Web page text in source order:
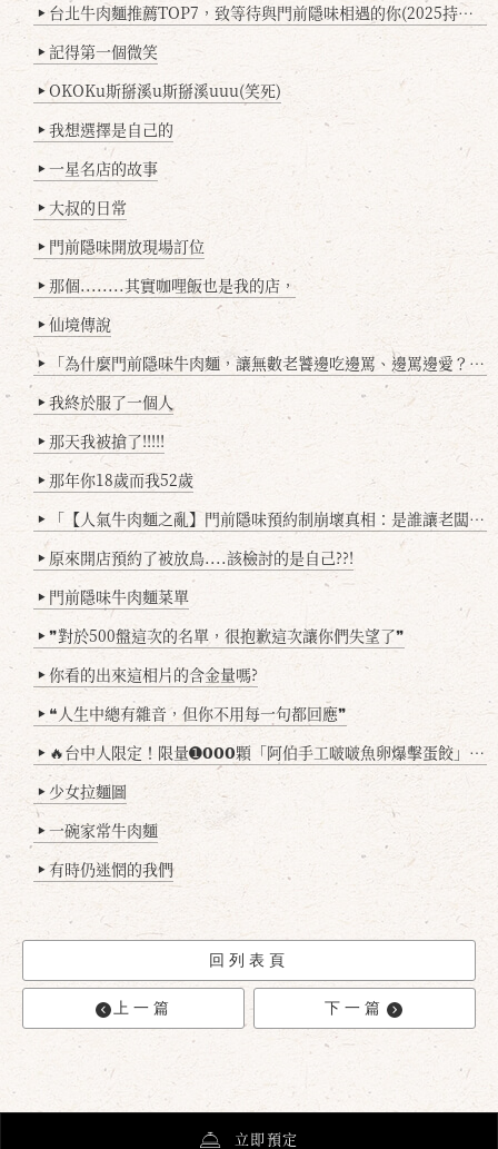
▶ 台北牛肉麵推薦TOP7，致等待與門前隱味相遇的你(2025持續更新
▶ 記得第一個微笑
▶ OKOKu斯掰溪u斯掰溪uuu(笑死)
▶ 我想選擇是自己的
▶ 一星名店的故事
▶ 大叔的日常
▶ 門前隱味開放現場訂位
▶ 那個........其實咖哩飯也是我的店，
▶ 仙境傳說
▶ 「為什麼門前隱味牛肉麵，讓無數老饕邊吃邊罵、邊罵邊愛？小辣雞揭密！」
▶ 我終於服了一個人
▶ 那天我被搶了!!!!!
▶ 那年你18歲而我52歲
▶ 「【人氣牛肉麵之亂】門前隱味預約制崩壞真相：是誰讓老闆心灰意冷？」
▶ 原來開店預約了被放鳥....該檢討的是自己??!
▶ 門前隱味牛肉麵菜單
▶ ❞對於500盤這次的名單，很抱歉這次讓你們失望了❞
▶ 你看的出來這相片的含金量嗎?
▶ ❝人生中總有雜音，但你不用每一句都回應❞
▶ 🔥台中人限定！限量➊𝟬𝟬𝟬顆「阿伯手工啵啵魚卵爆擊蛋餃」台北已被搶爆2萬顆，最後名額門前隱味只留給你！🥟💥
▶ 少女拉麵圖
▶ 一碗家常牛肉麵
▶ 有時仍迷惘的我們
回列表頁
上一篇 下一篇
立即預定